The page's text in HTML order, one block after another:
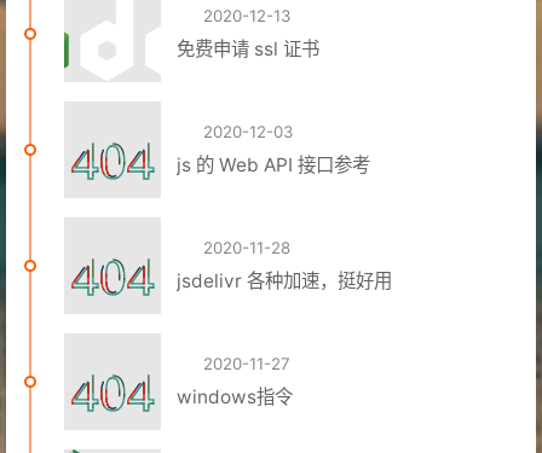
2020-12-13
免费申请 ssl 证书
2020-12-03
js 的 Web API 接口参考
2020-11-28
jsdelivr 各种加速，挺好用
2020-11-27
windows指令